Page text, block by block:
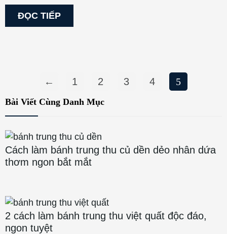
ĐỌC TIẾP
← 1 2 3 4 5
Bài Viết Cùng Danh Mục
Cách làm bánh trung thu củ dền dẻo nhân dứa
thơm ngon bắt mắt
2 cách làm bánh trung thu việt quất độc đáo,
ngon tuyệt